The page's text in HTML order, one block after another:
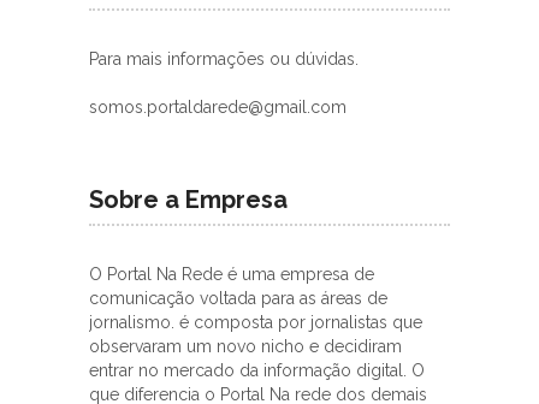
Para mais informações ou dúvidas.
somos.portaldarede@gmail.com
Sobre a Empresa
O Portal Na Rede é uma empresa de
comunicação voltada para as áreas de
jornalismo. é composta por jornalistas que
observaram um novo nicho e decidiram
entrar no mercado da informação digital. O
que diferencia o Portal Na rede dos demais